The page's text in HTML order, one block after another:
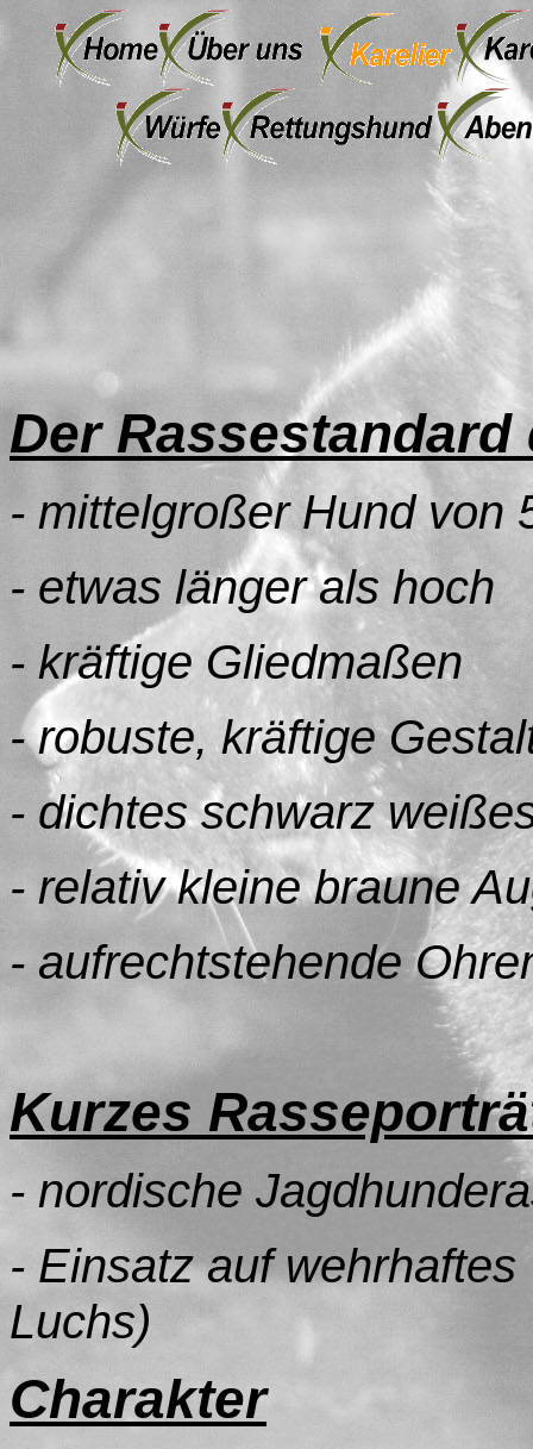
Der
- mittelgroßer Hund von
- etwas länger als hoch
- kräftige Gliedmaßen
- robuste, kräftige
- dichtes schwarz
- relativ kleine braune
- aufrechtstehende
Kurzes
- nordische
- Einsatz auf
Luchs)
Charakter